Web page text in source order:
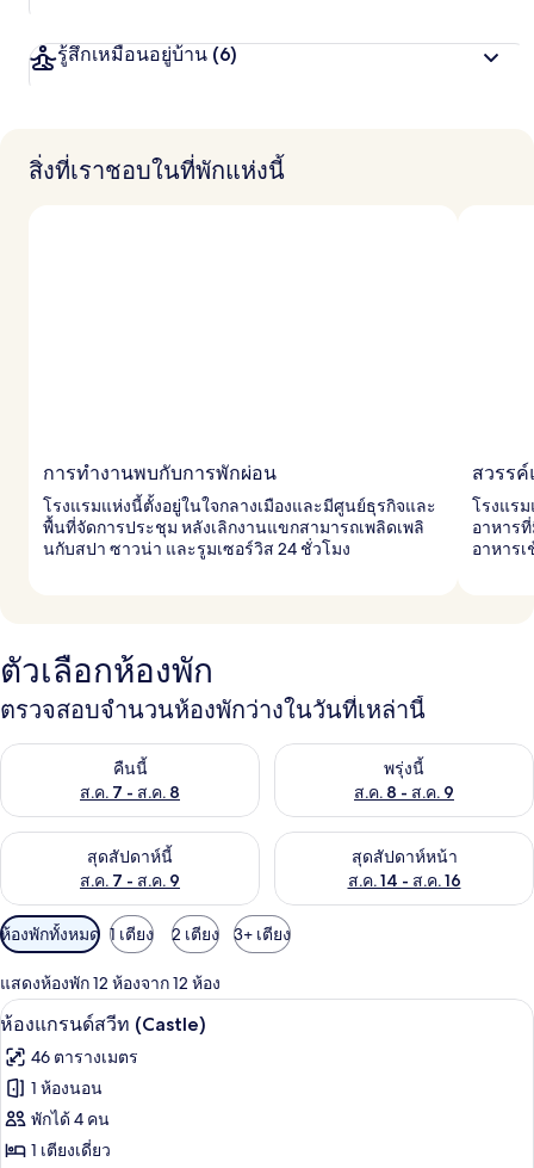
รู้สึกเหมือนอยู่บ้าน (6)
สิ่งที่เราชอบในที่พักแห่งนี้
การทำงานพบกับการพักผ่อน
โรงแรมแห่งนี้ตั้งอยู่ในใจกลางเมืองและมีศูนย์ธุรกิจและ
พื้นที่จัดการประชุม หลังเลิกงานแขกสามารถเพลิดเพลิ
นกับสปา ซาวน่า และรูมเซอร์วิส 24 ชั่วโมง
สวรร
โรงแร
อาหาร
อาหาร
ตัวเลือกห้องพัก
ตรวจสอบจำนวนห้องพักว่างในวันที่เหล่านี้
คืนนี้
ส.ค. 7 - ส.ค. 8
ตรวจสอบจำนวนห้องพักว่างในคืนนี้ ส.ค. 7 - ส.ค. 8พรุ่งนี้
ส.ค. 8 - ส.ค. 9
ตรวจสอบจำนวนห้องพักว่างใน
สุดสัปดาห์นี้
ส.ค. 7 - ส.ค. 9
ตรวจสอบจำนวนห้องพักว่างในสุดสัปดาห์นี้ ส.ค. 7 - ส.ค. 9
สุดสัปดาห์หน้า
ส.ค. 14 - ส.ค. 16
ตรวจสอบจำนวนห้องพักว่างใน
ตัว
กรอง
ที่
มี
ให้
สำหรับ
ห้อง
พัก
ห้องพักทั้งหมด 1 เตียง 2 เตียง 3+ เตียง
แสดงห้องพัก 12 ห้องจาก 12 ห้อง
เปิด
ภาพถ่าย
ทั้งหมด
ของ
ห้อง
มินิบาร์, ตู้นิรภัยในห้องพัก, โต๊ะทำงา
11
ห้องแกรนด์สวีท (Castle)
46 ตารางเมตร
1 ห้องนอน
พักได้ 4 คน
1 เตียงเดี่ยว